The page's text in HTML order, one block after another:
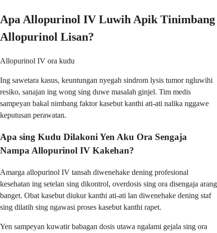
Apa Allopurinol IV Luwih Apik Tinimbang
Allopurinol Lisan?
Allopurinol IV ora kudu
Ing sawetara kasus, keuntungan nyegah sindrom lysis tumor ngluwihi
resiko, sanajan ing wong sing duwe masalah ginjel. Tim medis
sampeyan bakal nimbang faktor kasebut kanthi ati-ati nalika nggawe
keputusan perawatan.
Apa sing Kudu Dilakoni Yen Aku Ora Sengaja
Nampa Allopurinol IV Kakehan?
Amarga allopurinol IV tansah diwenehake dening profesional
kesehatan ing setelan sing dikontrol, overdosis sing ora disengaja arang
banget. Obat kasebut diukur kanthi ati-ati lan diwenehake dening staf
sing dilatih sing ngawasi proses kasebut kanthi rapet.
Yen sampeyan kuwatir babagan dosis utawa ngalami gejala sing ora